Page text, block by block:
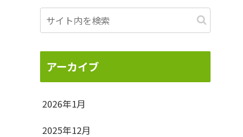
アーカイブ
2026年1月
2025年12月